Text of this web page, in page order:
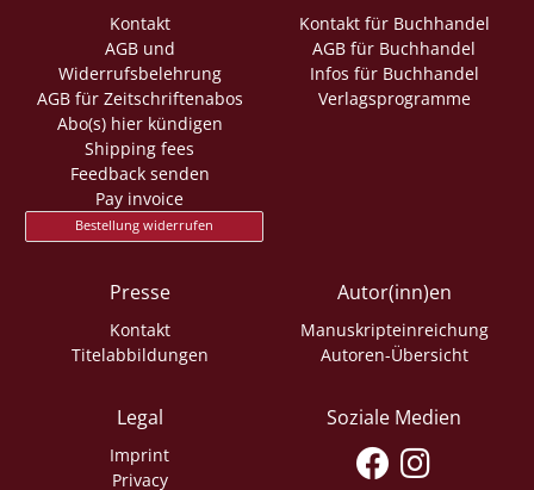
Kontakt
AGB und
Widerrufsbelehrung
AGB für Zeitschriftenabos
Abo(s) hier kündigen
Shipping fees
Feedback senden
Pay invoice
Bestellung widerrufen
Kontakt für Buchhandel
AGB für Buchhandel
Infos für Buchhandel
Verlagsprogramme
Presse
Kontakt
Titelabbildungen
Autor(inn)en
Manuskripteinreichung
Autoren-Übersicht
Legal
Imprint
Privacy
Soziale Medien